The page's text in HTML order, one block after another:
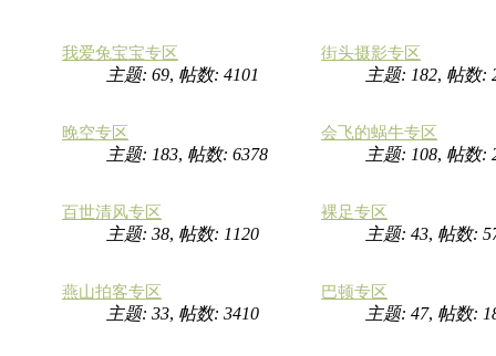
我爱兔宝宝专区
主题: 69, 帖数: 4101
街头摄影专区
主题: 182, 帖数:
晚空专区
主题: 183, 帖数: 6378
会飞的蜗牛专区
主题: 108, 帖数:
百世清风专区
主题: 38, 帖数: 1120
裸足专区
主题: 43, 帖数:
燕山拍客专区
主题: 33, 帖数: 3410
巴顿专区
主题: 47, 帖数: